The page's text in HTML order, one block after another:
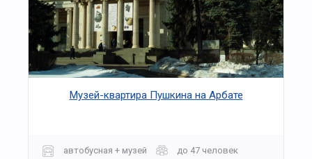
Музей-квартира Пушкина на Арбате
автобусная + музей
до 47 человек